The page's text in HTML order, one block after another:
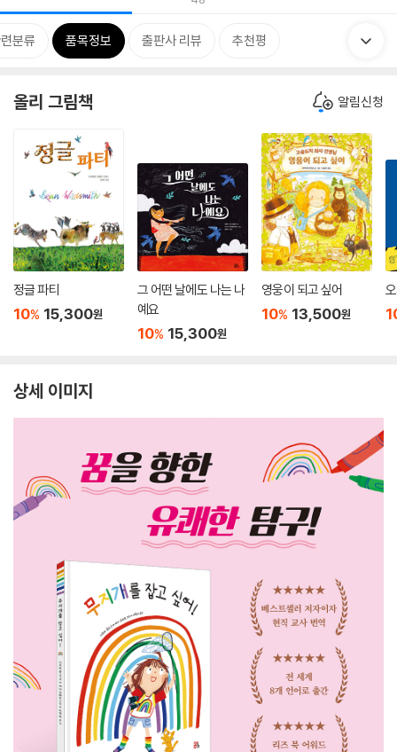
분류 품목정보 출판사 리뷰 추천평
올리 그림책 알림신청
정글 파티
10% 15,300원
그 어떤 날에도 나는 나
예요
10% 15,300원
영웅이 되고 싶어
10% 13,500원
상세 이미지